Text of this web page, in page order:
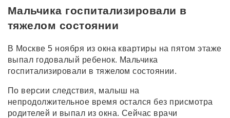
Мальчика госпитализировали в
тяжелом состоянии
В Москве 5 ноября из окна квартиры на пятом этаже
выпал годовалый ребенок. Мальчика
госпитализировали в тяжелом состоянии.
По версии следствия, малыш на
непродолжительное время остался без присмотра
родителей и выпал из окна. Сейчас врачи